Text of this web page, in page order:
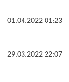
01.04.2022 01:23
29.03.2022 22:07